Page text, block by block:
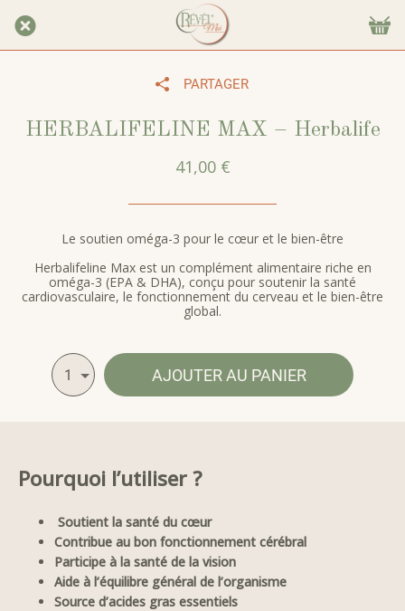
PARTAGER
HERBALIFELINE MAX – Herbalife
41,00 €
Le soutien oméga-3 pour le cœur et le bien-être
Herbalifeline Max est un complément alimentaire riche en
oméga-3 (EPA & DHA), conçu pour soutenir la santé
cardiovasculaire, le fonctionnement du cerveau et le bien-être
global.
1 AJOUTER AU PANIER
Pourquoi l’utiliser ?
Soutient la santé du cœur
Contribue au bon fonctionnement cérébral
Participe à la santé de la vision
Aide à l’équilibre général de l’organisme
Source d’acides gras essentiels